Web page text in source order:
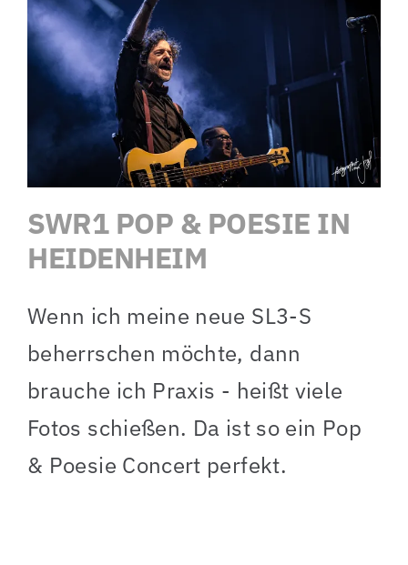
SWR1 POP & POESIE IN
HEIDENHEIM
Wenn ich meine neue SL3-S
beherrschen möchte, dann
brauche ich Praxis - heißt viele
Fotos schießen. Da ist so ein Pop
& Poesie Concert perfekt.